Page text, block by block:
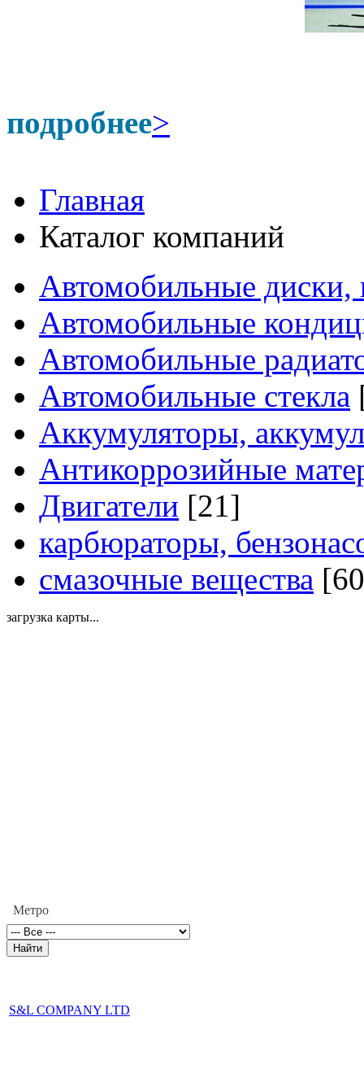
подробнее>
Главная
Каталог компаний
Автомобильные
Автомобильные
Автомобильные
Автомобильные стекла
Аккумуляторы,
Антикоррозийные
Двигатели [21]
карбюраторы,
смазочные вещества
загрузка карты...
Метро
S&L COMPANY LTD